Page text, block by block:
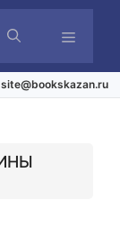
карты
site@bookskazan.ru